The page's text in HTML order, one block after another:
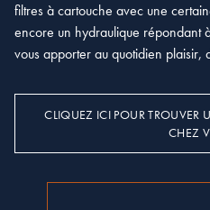
filtres à cartouche avec une
encore un hydraulique répondant
vous apporter au quotidien plaisir,
CLIQUEZ ICI POUR TROUVER
CHEZ